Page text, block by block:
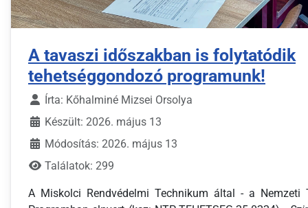
A tavaszi időszakban is folytatódik
tehetséggondozó programunk!
Írta: Kőhalminé Mizsei Orsolya
Készült: 2026. május 13
Módosítás: 2026. május 13
Találatok: 299
A Miskolci Rendvédelmi Technikum által - a Nemzeti